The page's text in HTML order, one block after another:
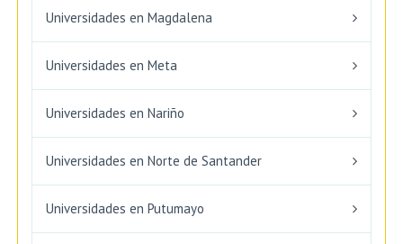
Universidades en Magdalena
Universidades en Meta
Universidades en Nariño
Universidades en Norte de Santander
Universidades en Putumayo